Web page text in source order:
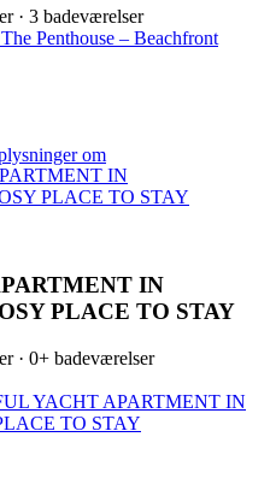
· 3 badeværelser
Penthouse – Beachfront
om
IN
PLACE TO STAY
IN
PLACE TO STAY
· 0+ badeværelser
YACHT APARTMENT IN
TO STAY